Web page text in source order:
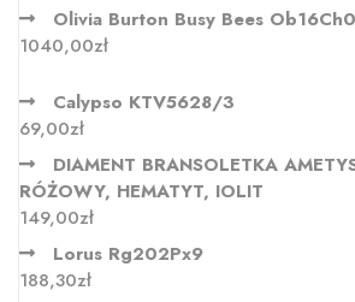
Olivia Burton Busy Bees
1040,00zł
Calypso KTV5628/3
69,00zł
DIAMENT BRANSOLETKA
RÓŻOWY, HEMATYT, IOLIT
149,00zł
Lorus Rg202Px9
188,30zł